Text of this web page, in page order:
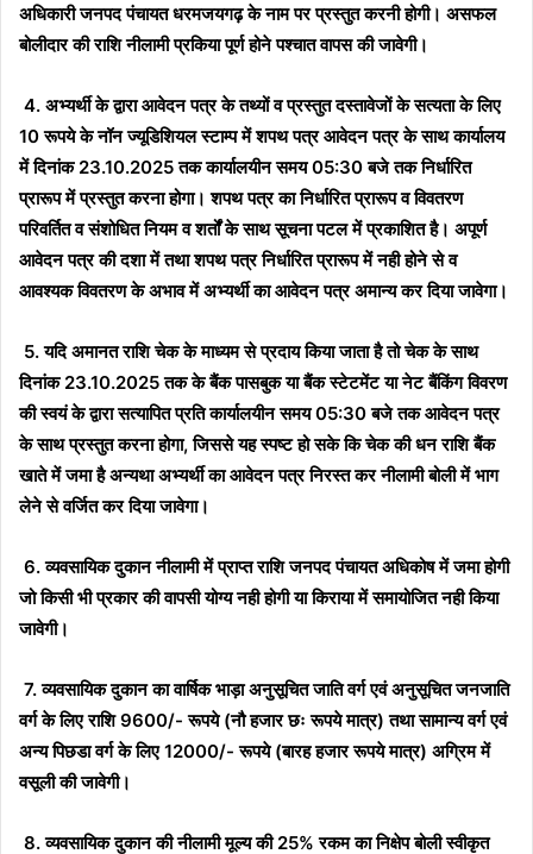
अधिकारी जनपद पंचायत धरमजयगढ़ के नाम पर प्रस्तुत करनी होगी। असफल
बोलीदार की राशि नीलामी प्रकिया पूर्ण होने पश्चात वापस की जावेगी।
4. अभ्यर्थी के द्वारा आवेदन पत्र के तथ्यों व प्रस्तुत दस्तावेजों के सत्यता के लिए
10 रूपये के नॉन ज्यूडिशियल स्टाम्प में शपथ पत्र आवेदन पत्र के साथ कार्यालय
में दिनांक 23.10.2025 तक कार्यालयीन समय 05:30 बजे तक निर्धारित
प्रारूप में प्रस्तुत करना होगा। शपथ पत्र का निर्धारित प्रारूप व विवतरण
परिवर्तित व संशोधित नियम व शर्तों के साथ सूचना पटल में प्रकाशित है। अपूर्ण
आवेदन पत्र की दशा में तथा शपथ पत्र निर्धारित प्रारूप में नही होने से व
आवश्यक विवतरण के अभाव में अभ्यर्थी का आवेदन पत्र अमान्य कर दिया जावेगा।
5. यदि अमानत राशि चेक के माध्यम से प्रदाय किया जाता है तो चेक के साथ
दिनांक 23.10.2025 तक के बैंक पासबुक या बैंक स्टेटमेंट या नेट बैंकिंग विवरण
की स्वयं के द्वारा सत्यापित प्रति कार्यालयीन समय 05:30 बजे तक आवेदन पत्र
के साथ प्रस्तुत करना होगा, जिससे यह स्पष्ट हो सके कि चेक की धन राशि बैंक
खाते में जमा है अन्यथा अभ्यर्थी का आवेदन पत्र निरस्त कर नीलामी बोली में भाग
लेने से वर्जित कर दिया जावेगा।
6. व्यवसायिक दुकान नीलामी में प्राप्त राशि जनपद पंचायत अधिकोष में जमा होगी
जो किसी भी प्रकार की वापसी योग्य नही होगी या किराया में समायोजित नही किया
जावेगी।
7. व्यवसायिक दुकान का वार्षिक भाड़ा अनुसूचित जाति वर्ग एवं अनुसूचित जनजाति
वर्ग के लिए राशि 9600/- रूपये (नौ हजार छः रूपये मात्र) तथा सामान्य वर्ग एवं
अन्य पिछडा वर्ग के लिए 12000/- रूपये (बारह हजार रूपये मात्र) अग्रिम में
वसूली की जावेगी।
8. व्यवसायिक दुकान की नीलामी मूल्य की 25% रकम का निक्षेप बोली स्वीकृत